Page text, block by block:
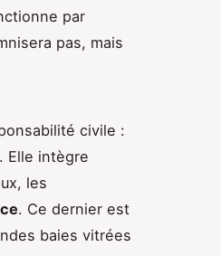
par
pas, mais
civile :
Elle intègre
les
. Ce dernier est
baies vitrées